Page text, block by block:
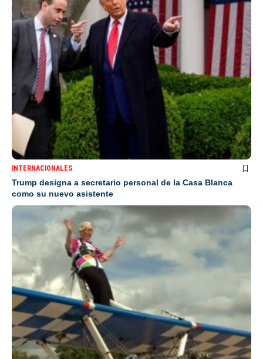
INTERNACIONALES
Trump designa a secretario personal de la Casa Blanca
como su nuevo asistente